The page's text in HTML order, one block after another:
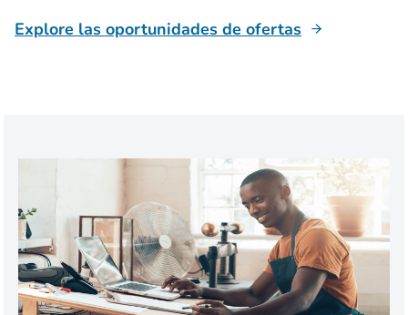
Explore las oportunidades de ofertas